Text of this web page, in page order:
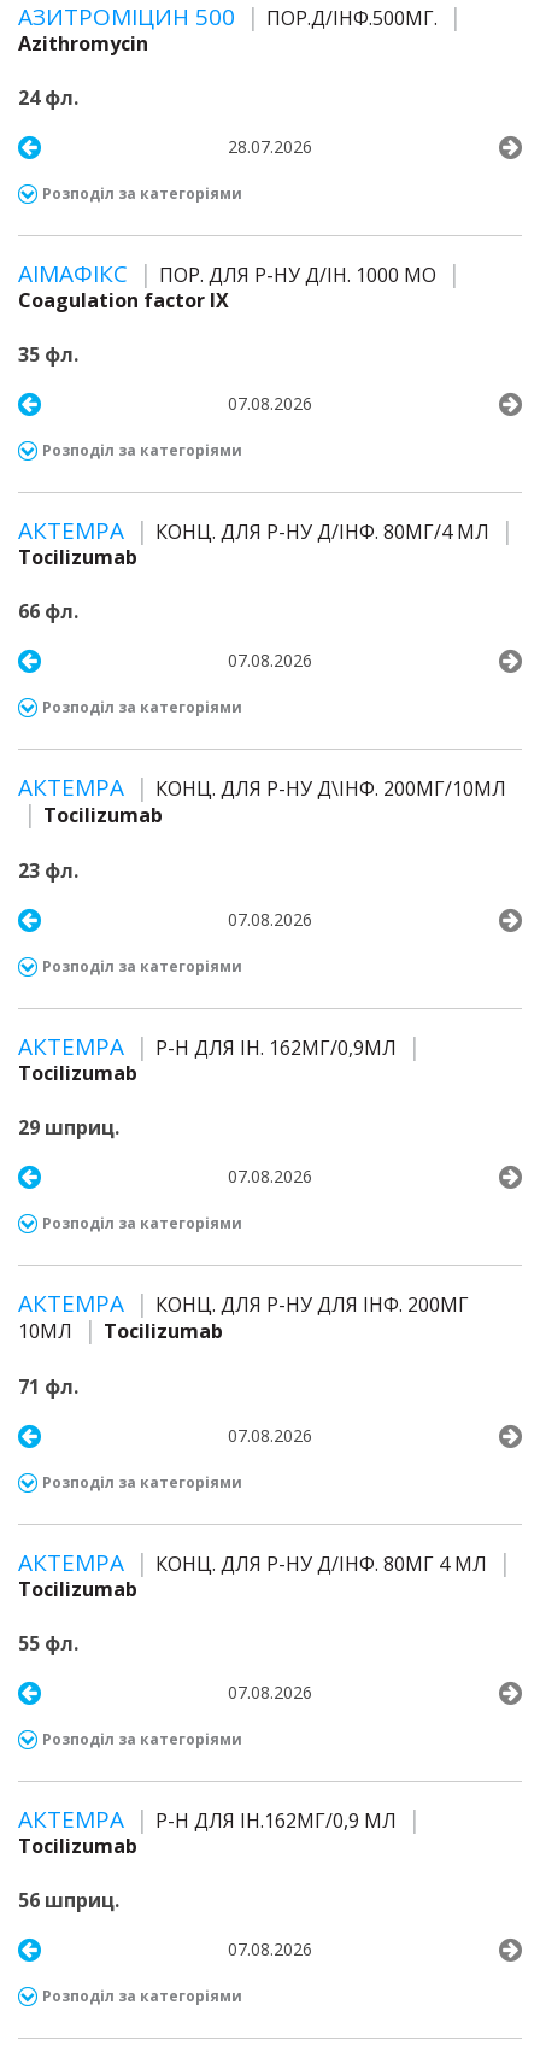
АЗИТРОМІЦИН 500
ПОР.Д/ІНФ.500МГ.
Azithromycin
24 фл.
28.07.2026
Розподіл за категоріями
АІМАФІКС
ПОР. ДЛЯ Р-НУ Д/ІН. 1000 МО
Coagulation factor IX
35 фл.
07.08.2026
Розподіл за категоріями
АКТЕМРА
КОНЦ. ДЛЯ Р-НУ Д/ІНФ. 80МГ/4 МЛ
Tocilizumab
66 фл.
07.08.2026
Розподіл за категоріями
АКТЕМРА
КОНЦ. ДЛЯ Р-НУ Д\ІНФ. 200МГ/10МЛ
Tocilizumab
23 фл.
07.08.2026
Розподіл за категоріями
АКТЕМРА
Р-Н ДЛЯ ІН. 162МГ/0,9МЛ
Tocilizumab
29 шприц.
07.08.2026
Розподіл за категоріями
АКТЕМРА
КОНЦ. ДЛЯ Р-НУ ДЛЯ ІНФ. 200МГ
10МЛ
Tocilizumab
71 фл.
07.08.2026
Розподіл за категоріями
АКТЕМРА
КОНЦ. ДЛЯ Р-НУ Д/ІНФ. 80МГ 4 МЛ
Tocilizumab
55 фл.
07.08.2026
Розподіл за категоріями
АКТЕМРА
Р-Н ДЛЯ ІН.162МГ/0,9 МЛ
Tocilizumab
56 шприц.
07.08.2026
Розподіл за категоріями